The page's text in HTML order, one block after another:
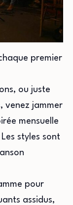
premier
ou juste
venez jammer
mensuelle
styles sont
pour
assidus,